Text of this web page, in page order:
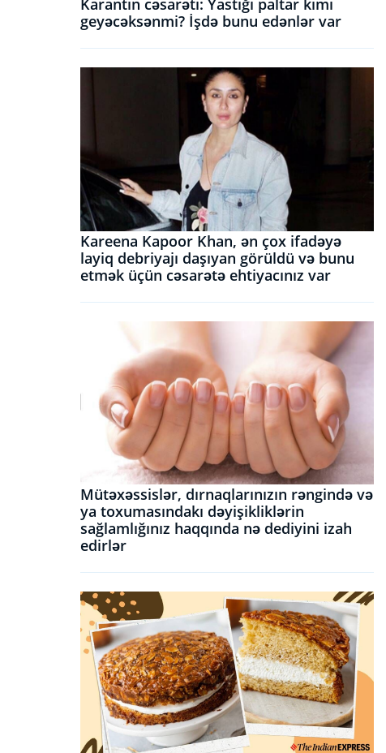
Karantin cəsarəti: Yastığı paltar kimi
geyəcəksənmi? İşdə bunu edənlər var
Kareena Kapoor Khan, ən çox ifadəyə
layiq debriyajı daşıyan görüldü və bunu
etmək üçün cəsarətə ehtiyacınız var
Mütəxəssislər, dırnaqlarınızın rəngində və
ya toxumasındakı dəyişikliklərin
sağlamlığınız haqqında nə dediyini izah
edirlər